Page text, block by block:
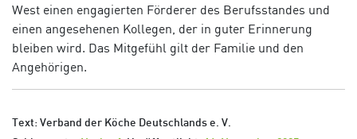
West einen engagierten Förderer des Berufsstandes und
einen angesehenen Kollegen, der in guter Erinnerung
bleiben wird. Das Mitgefühl gilt der Familie und den
Angehörigen.
Text: Verband der Köche Deutschlands e. V.